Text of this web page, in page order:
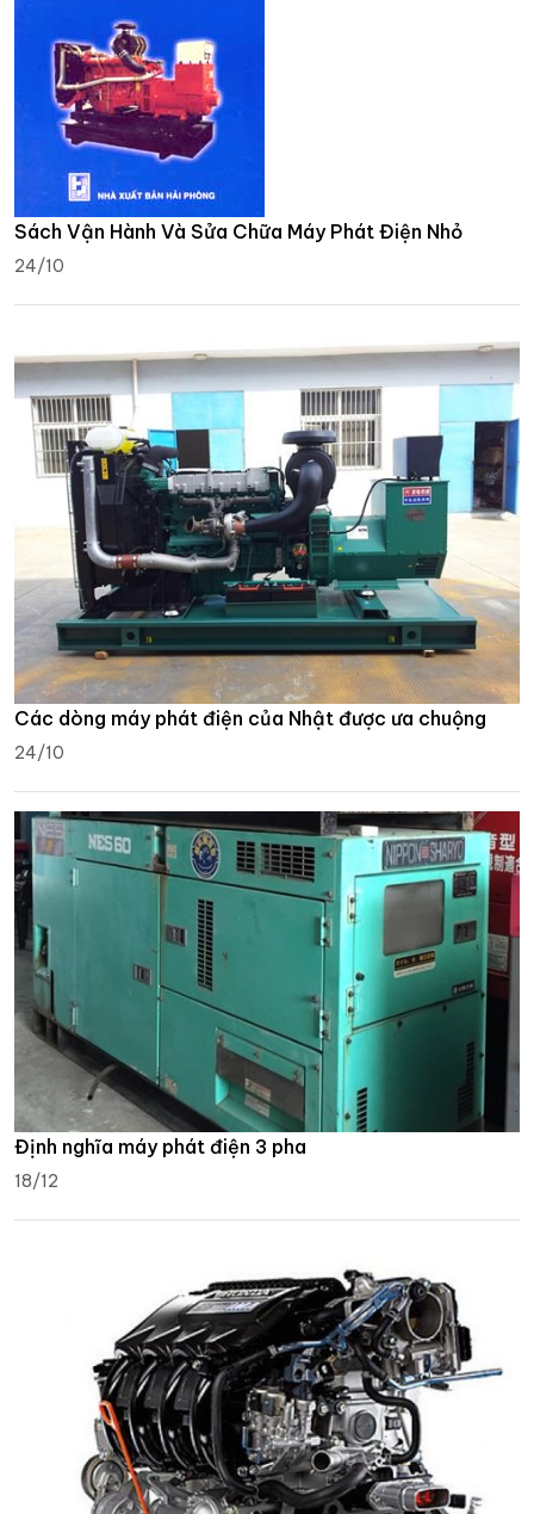
Sách Vận Hành Và Sửa Chữa Máy Phát Điện Nhỏ
24/10
Các dòng máy phát điện của Nhật được ưa chuộng
24/10
Định nghĩa máy phát điện 3 pha
18/12